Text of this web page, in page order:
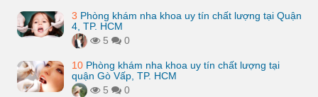
3 Phòng khám nha khoa uy tín chất lượng tại Quận
4, TP. HCM
5
0
10 Phòng khám nha khoa uy tín chất lượng tại
quận Gò Vấp, TP. HCM
5
0